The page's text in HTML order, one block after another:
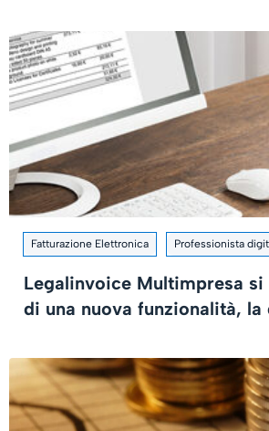
Fatturazione Elettronica Professionista
Legalinvoice Multimpresa
di una nuova funzionalità, la